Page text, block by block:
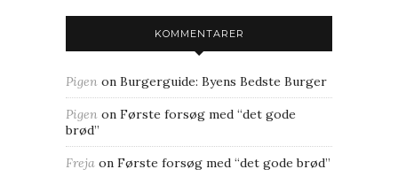
KOMMENTARER
Pigen on Burgerguide: Byens Bedste Burger
Pigen on Første forsøg med “det gode
brød”
Freja on Første forsøg med “det gode brød”